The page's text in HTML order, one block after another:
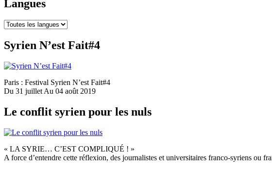
Langues
Syrien N’est Fait#4
Paris : Festival Syrien N’est Fait#4
Du 31 juillet Au 04 août 2019
Le conflit syrien pour les nuls
« LA SYRIE… C’EST COMPLIQUÉ ! »
A force d’entendre cette réflexion, des journalistes et universitaires franco-syriens ou